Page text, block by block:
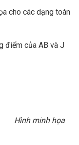
cho các dạng toán
điểm của AB và J
Hình minh họa